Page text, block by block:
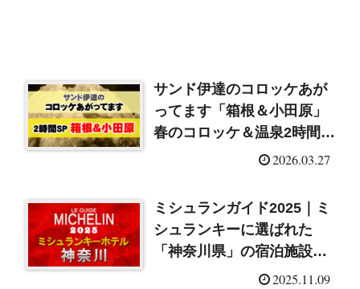
サンド伊達のコロッケあが
ってます「箱根＆小田原」
春のコロッケ＆温泉2時間
SP（2026/3/27） 2026.03.27
ミシュランガイド2025｜ミ
シュランキーに選ばれた
「神奈川県」の宿泊施設
（ホテル・旅館）一覧2025.11.09